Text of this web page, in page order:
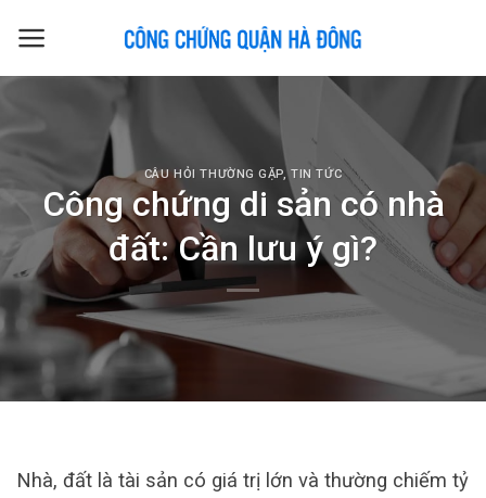
CÂU HỎI THƯỜNG GẶP,TIN TỨC
Công chứng di sản có nhà
đất: Cần lưu ý gì?
Nhà, đất là tài sản có giá trị lớn và thường chiếm tỷ